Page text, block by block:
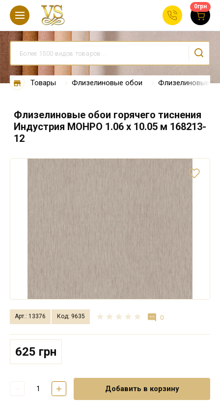
0грн
Товары Флизелиновые обои Флизелиновые
Флизелиновые обои горячего тиснения
Индустрия МОНРО 1.06 х 10.05 м 168213-
12
Арт.: 13376 Код: 9635 0
625 грн
Добавить в корзину